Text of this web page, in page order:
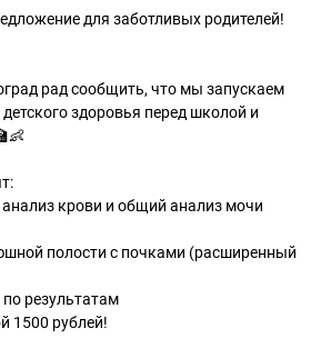
для заботливых родителей!
рад сообщить, что мы запускаем
здоровья перед школой и
крови и общий анализ мочи
полости с почками (расширенный
по результатам
1500 рублей!